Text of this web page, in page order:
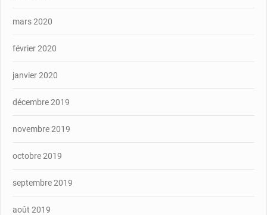
mars 2020
février 2020
janvier 2020
décembre 2019
novembre 2019
octobre 2019
septembre 2019
août 2019